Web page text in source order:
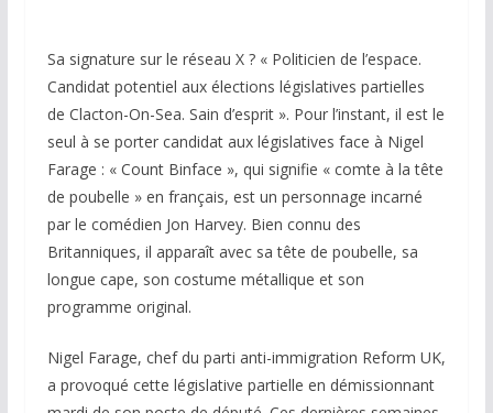
Sa signature sur le réseau X ? « Politicien de l’espace.
Candidat potentiel aux élections législatives partielles
de Clacton-On-Sea. Sain d’esprit ». Pour l’instant, il est le
seul à se porter candidat aux législatives face à Nigel
Farage : « Count Binface », qui signifie « comte à la tête
de poubelle » en français, est un personnage incarné
par le comédien Jon Harvey. Bien connu des
Britanniques, il apparaît avec sa tête de poubelle, sa
longue cape, son costume métallique et son
programme original.
Nigel Farage, chef du parti anti-immigration Reform UK,
a provoqué cette législative partielle en démissionnant